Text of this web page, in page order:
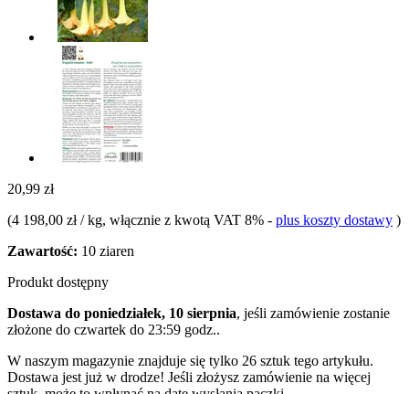
20,99 zł
(4 198,00 zł / kg, włącznie z kwotą VAT 8% - plus koszty dostawy )
Zawartość: 10 ziaren
Produkt dostępny
Dostawa do poniedziałek, 10 sierpnia, jeśli zamówienie zostanie
złożone do czwartek do 23:59 godz..
W naszym magazynie znajduje się tylko 26 sztuk tego artykułu.
Dostawa jest już w drodze! Jeśli złożysz zamówienie na więcej